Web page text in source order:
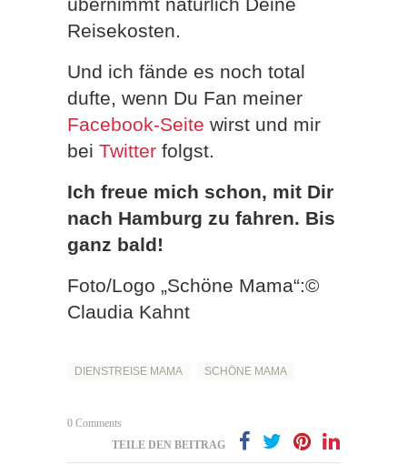
Reisekosten.
Und ich fände es noch total
dufte, wenn Du Fan meiner
Facebook-Seite wirst und mir
bei Twitter folgst.
Ich freue mich schon, mit Dir
nach Hamburg zu fahren. Bis
ganz bald!
Foto/Logo „Schöne Mama“:©
Claudia Kahnt
DIENSTREISE MAMA SCHÖNE MAMA
0 Comments
TEILE DEN BEITRAG